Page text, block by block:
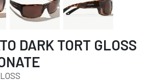
DARK TORT GLOSS